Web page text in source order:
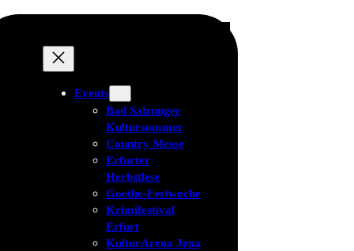
Events
Bad Salzunger
Kultursommer
Country Messe
Erfurter
Herbstlese
Goethe-Festwoche
Krimifestival
Erfurt
KulturArena Jena